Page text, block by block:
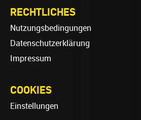
RECHTLICHES
Nutzungsbedingungen
Datenschutzerklärung
Impressum
COOKIES
Einstellungen